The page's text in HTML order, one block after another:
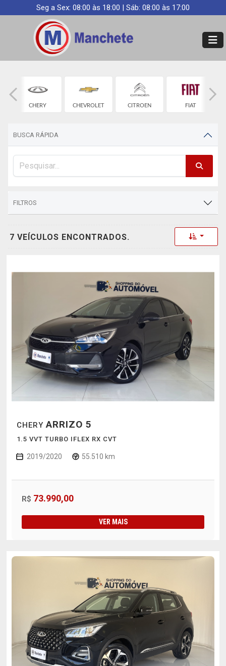
Seg a Sex: 08:00 às 18:00 | Sáb: 08:00 às 17:00
CHERY CHEVROLET CITROEN FIAT
BUSCA RÁPIDA
FILTROS
7 VEÍCULOS ENCONTRADOS. Toggle
CHERYARRIZO 5
1.5 VVT TURBO IFLEX RX CVT
2019/2020 55.510 km
R$ 73.990,00
VER MAIS